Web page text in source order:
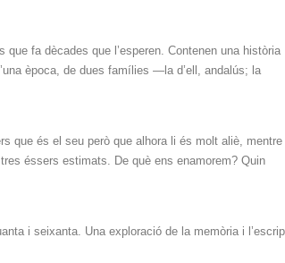
fa dècades que l’esperen. Contenen una història
època, de dues famílies —la d’ell, andalús; la
que és el seu però que alhora li és molt aliè, mentre
éssers estimats. De què ens enamorem? Quin
i seixanta. Una exploració de la memòria i